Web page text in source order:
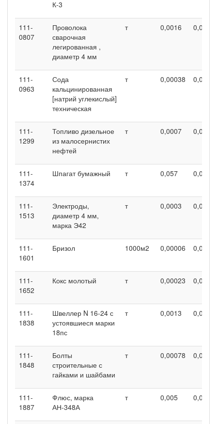
К-3
111-
0807
Проволока
сварочная
легированная ,
диаметр 4 мм
т 0,0016 0,0016
111-
0963
Сода
кальцинированная
[натрий углекислый]
техническая
т 0,00038
111-
1299
Топливо дизельное
из малосернистих
нефтей
т 0,0007 0,0007
111-
1374
Шпагат бумажный т 0,057 0,057
111-
1513
Электроды,
диаметр 4 мм,
марка Э42
т 0,0003 0,0003
111-
1601
Бризол 1000м2 0,00006
111-
1652
Кокс молотый т 0,00023
111-
1838
Швеллер N 16-24 с
устоявшиеся марки
18пс
т 0,0013 0,0013
111-
1848
Болты
строительные с
гайками и шайбами
т 0,00078
111-
1887
Флюс, марка
АН-348А
т 0,005 0,005